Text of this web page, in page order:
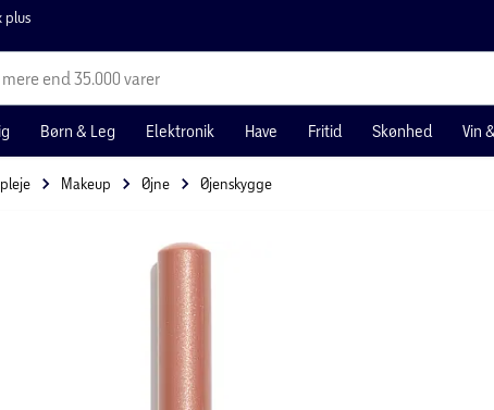
plus
mere end 35.000 varer
Børn & Leg Elektronik Have Fritid Skønhed Vin
Makeup Øjne Øjenskygge